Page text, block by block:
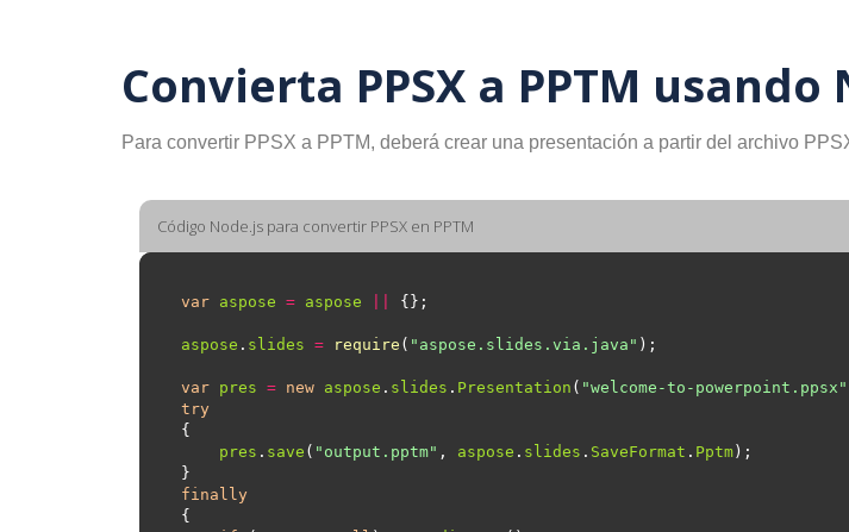
Convierta PPSX a PPTM usando
Para convertir PPSX a PPTM, deberá crear una presentación a partir del archivo
Código Node.js para convertir PPSX en PPTM
var aspose = aspose
aspose . slides = require ( "aspose.slides.via.java"
var pres = new aspose . slides . Presentation ( "welcome-to-powerpoint.ppsx"
try
pres . save ( "output.pptm" , aspose . slides . SaveFormat . Pptm
finally